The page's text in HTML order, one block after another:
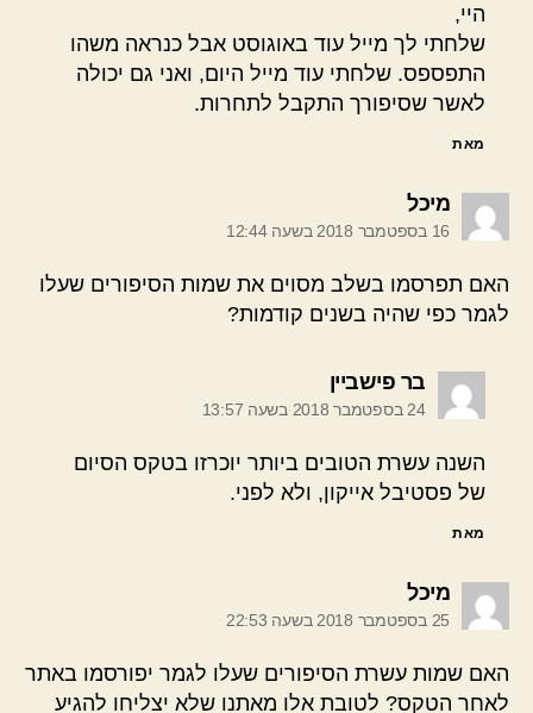
היי,
שלחתי לך מייל עוד באוגוסט אבל כנראה משהו
התפספס. שלחתי עוד מייל היום, ואני גם יכולה
לאשר שסיפורך התקבל לתחרות.
מאת
מיכלאומר:
16 בספטמבר 2018 בשעה 12:44
האם תפרסמו בשלב מסוים את שמות הסיפורים שעלו
לגמר כפי שהיה בשנים קודמות?
בר פישביין
24 בספטמבר 2018 בשעה 13:57
השנה עשרת הטובים ביותר יוכרזו בטקס הסיום
של פסטיבל אייקון, ולא לפני.
מאת
מיכלאומר:
25 בספטמבר 2018 בשעה 22:53
האם שמות עשרת הסיפורים שעלו לגמר יפורסמו באתר
לאחר הטקס? לטובת אלו מאתנו שלא יצליחו להגיע